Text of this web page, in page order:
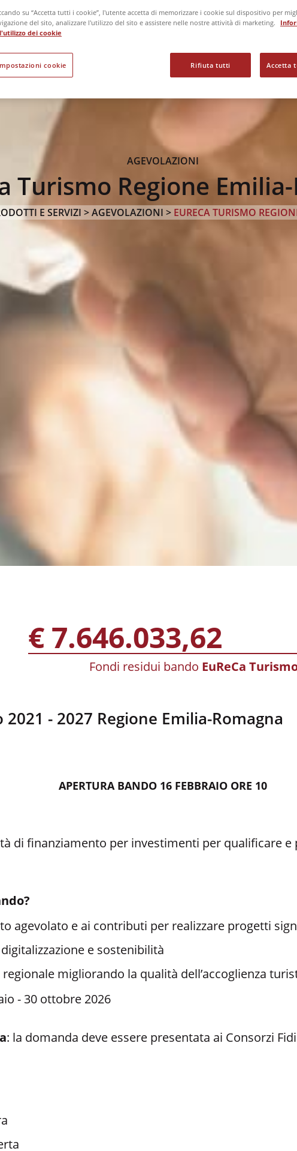
AGEVOLAZIONI
Turismo Regione
E SERVIZI >AGEVOLAZIONI > EURECA TURISMO
€ 7.646.033,62
Fondi residui bando EuReCa
2021 - 2027 Regione Emilia-Romagna
APERTURA BANDO 16 FEBBRAIO ORE 10
di finanziamento per investimenti per qualificare
agevolato e ai contributi per realizzare progetti
e sostenibilità
migliorando la qualità dell’accoglienza
- 30 ottobre 2026
: la domanda deve essere presentata ai Consorzi
su “Accetta tutti i cookie”, l'utente accetta di memorizzare i cookie sul dispositivo per
del sito, analizzare l'utilizzo del sito e assistere nelle nostre attività di marketing.
dei cookie
Rifiuta tutti Accetta
cookie